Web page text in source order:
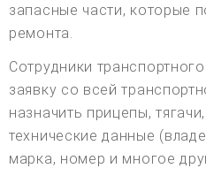
запасные части, которые
ремонта.
Сотрудники
заявку со всей
назначить прицепы,
технические данные
марка, номер и многое